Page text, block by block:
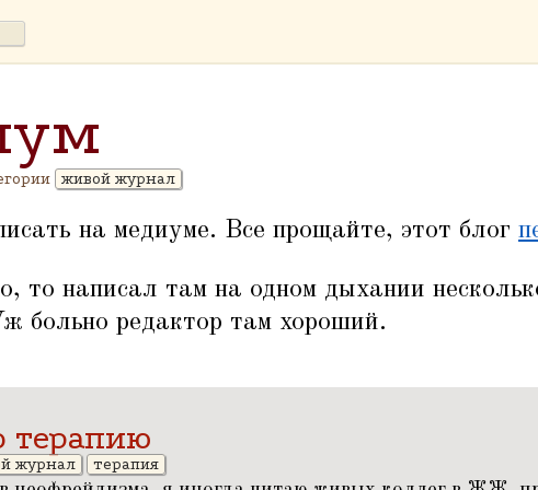
живой журнал
на медиуме. Все прощайте, этот блог
то написал там на одном дыхании
больно редактор там хороший.
журнал терапия